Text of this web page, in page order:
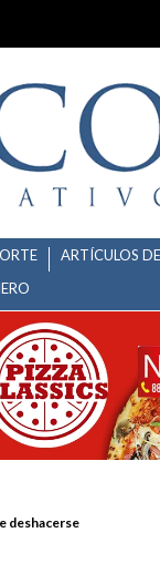
ARTÍCULOS
deshacerse